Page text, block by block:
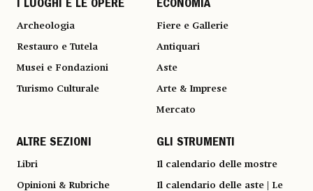
I LUOGHI E LE OPERE
Archeologia
Restauro e Tutela
Musei e Fondazioni
Turismo Culturale
ECONOMIA
Fiere e Gallerie
Antiquari
Aste
Arte & Imprese
Mercato
ALTRE SEZIONI
Libri
Opinioni & Rubriche
GLI STRUMENTI
Il calendario delle mostre
Il calendario delle aste | Le